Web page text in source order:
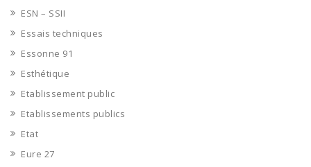
ESN – SSII
Essais techniques
Essonne 91
Esthétique
Etablissement public
Etablissements publics
Etat
Eure 27